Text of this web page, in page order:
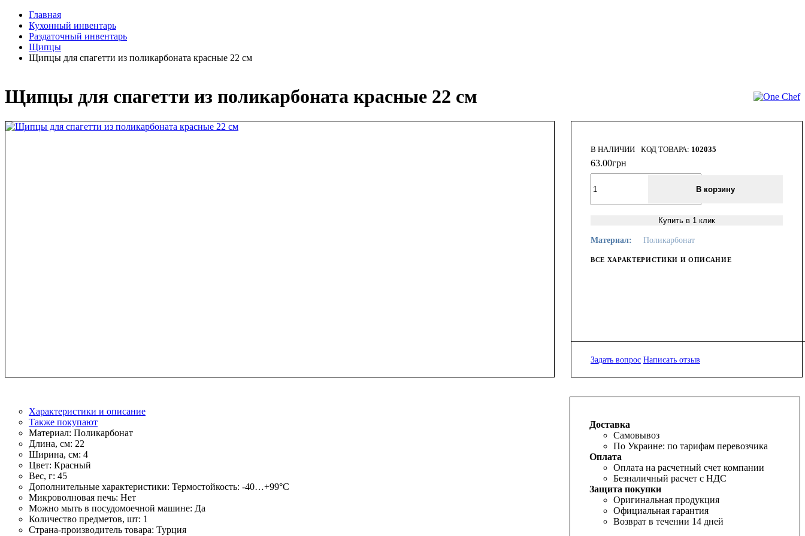
Главная
Кухонный инвентарь
Раздаточный инвентарь
Щипцы
Щипцы для спагетти из поликарбоната красные 22 см
Щипцы для спагетти из поликарбоната красные 22 см
В НАЛИЧИИ 102035
63.00грн
В корзину
Купить в 1 клик
Материал: Поликарбонат
ВСЕ ХАРАКТЕРИСТИКИ И ОПИСАНИЕ
Задать вопрос Написать отзыв
Характеристики и описание
Также покупают
Материал: Поликарбонат
Длина, см: 22
Ширина, см: 4
Цвет: Красный
Вес, г: 45
Дополнительные характеристики: Термостойкость: -40…+99°С
Микроволновая печь: Нет
Можно мыть в посудомоечной машине: Да
Количество предметов, шт: 1
Страна-производитель товара: Турция
Доставка
Самовывоз
По Украине: по тарифам перевозчика
Оплата
Оплата на расчетный счет компании
Безналичный расчет с НДС
Защита покупки
Оригинальная продукция
Официальная гарантия
Возврат в течении 14 дней